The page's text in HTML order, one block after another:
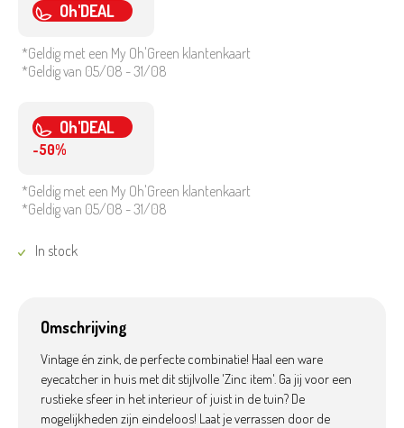
Oh'DEAL
*Geldig met een My Oh'Green klantenkaart
*Geldig van 05/08 - 31/08
Oh'DEAL
-50%
*Geldig met een My Oh'Green klantenkaart
*Geldig van 05/08 - 31/08
In stock
Omschrijving
Vintage én zink, de perfecte combinatie! Haal een ware
eyecatcher in huis met dit stijlvolle 'Zinc item'. Ga jij voor een
rustieke sfeer in het interieur of juist in de tuin? De
mogelijkheden zijn eindeloos! Laat je verrassen door de